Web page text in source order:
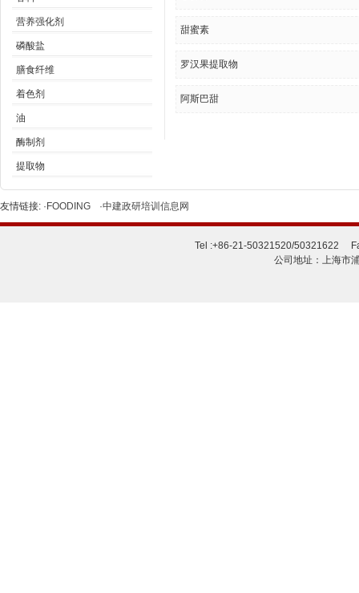
营养强化剂
磷酸盐
膳食纤维
着色剂
油
酶制剂
提取物
甜蜜素
罗汉果提取物
阿斯巴甜
友情链接: ·FOODING ·中建政研培训信息网
Tel :+86-21-50321520/50321622
公司地址：上海市